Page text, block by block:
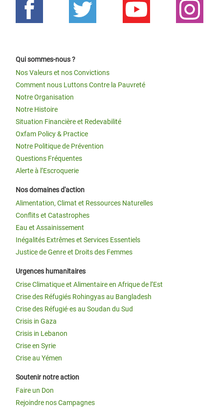
Qui sommes-nous ?
Nos Valeurs et nos Convictions
Comment nous Luttons Contre la Pauvreté
Notre Organisation
Notre Histoire
Situation Financière et Redevabilité
Oxfam Policy & Practice
Notre Politique de Prévention
Questions Fréquentes
Alerte à l’Escroquerie
Nos domaines d'action
Alimentation, Climat et Ressources Naturelles
Conflits et Catastrophes
Eau et Assainissement
Inégalités Extrêmes et Services Essentiels
Justice de Genre et Droits des Femmes
Urgences humanitaires
Crise Climatique et Alimentaire en Afrique de l’Est
Crise des Réfugiés Rohingyas au Bangladesh
Crise des Réfugié·es au Soudan du Sud
Crisis in Gaza
Crisis in Lebanon
Crise en Syrie
Crise au Yémen
Soutenir notre action
Faire un Don
Rejoindre nos Campagnes